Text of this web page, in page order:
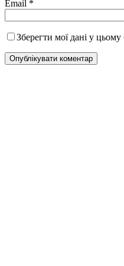
Email *
Зберегти мої дані у